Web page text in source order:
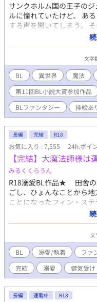
サンクホルム国の王子の
ルに憧れていたけど、 あ
する声を聞いてしまう。
た王子だったが少しずつ
いることに気付いた。 そ
を自分につけたのか理解
り、 無惨にもその策に敗
究をしていた王子は、 責
寸前の所でとうの昔に失
文字
BL 異世界 魔法
第11回BL小説大賞参加作品
BLファンタジー
挿絵あ
長編 完結 R18
お気に入り : 7,555 24h.ポイ
【完結】大魔法師様は
みるくくらうん
R18溺愛BL作品★ 田舎の
ごし、ひょんなことから
ことになったフィン・ス
来たフィンは、住む家を
ティン魔法図書館で教科
で出会ったハイエルフと
そのハイエルフはミステ
の長にして王族特務・大魔
た。 リヒトの寵愛をひた
----------- 性描写★付けてま
ただければと思います。
した☆
文
BL 溺愛/執着 ファ
完結
溺愛 健気受け
長編 連載中 R18